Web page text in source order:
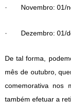
· Novembro: 01/
· Dezembro: 01/
De tal forma,
mês de outubro,
comemorativa nos
também efetuar a